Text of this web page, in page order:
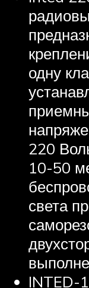
одну
220
10-50
света
INTED-